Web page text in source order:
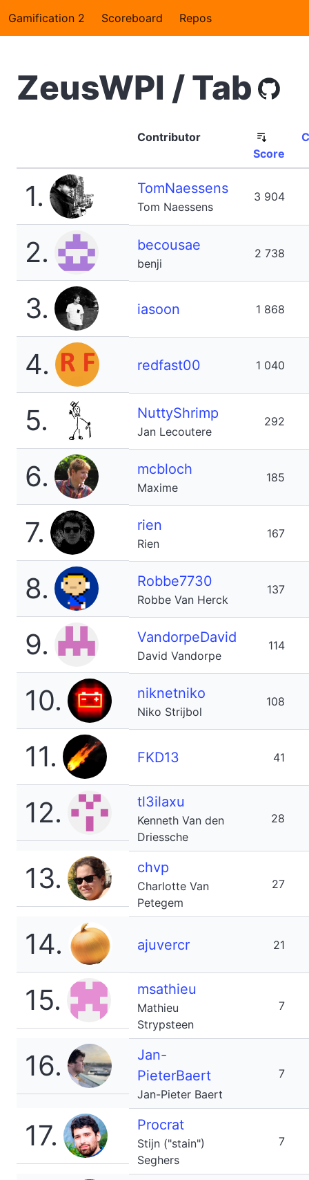
Gamification 2 Scoreboard Repos
ZeusWPI / Tab
Contributor
Score
1. TomNaessens
Tom Naessens
3 904
2. becousae
benji
2 738
3. iasoon 1 868
4. redfast00 1 040
5. NuttyShrimp
Jan Lecoutere
292
6. mcbloch
Maxime
185
7. rien
Rien
167
8. Robbe7730
Robbe Van Herck
137
9. VandorpeDavid
David Vandorpe
114
10. niknetniko
Niko Strijbol
108
11. FKD13 41
12. tl3ilaxu
Kenneth Van den
Driessche
28
13. chvp
Charlotte Van
Petegem
27
14. ajuvercr 21
15. msathieu
Mathieu
Strypsteen
7
16.
Jan-
PieterBaert
Jan-Pieter Baert
7
17. Procrat
Stijn ("stain")
Seghers
7